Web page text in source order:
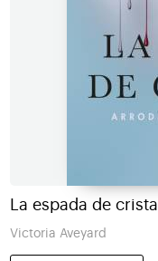
La espada de cristal
Victoria Aveyard